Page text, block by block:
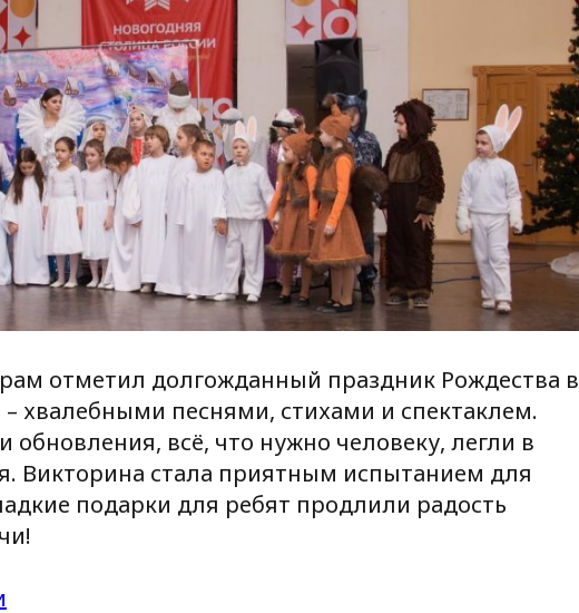
отметил долгожданный праздник Рождества в
хвалебными песнями, стихами и спектаклем.
обновления, всё, что нужно человеку, легли в
Викторина стала приятным испытанием для
подарки для ребят продлили радость